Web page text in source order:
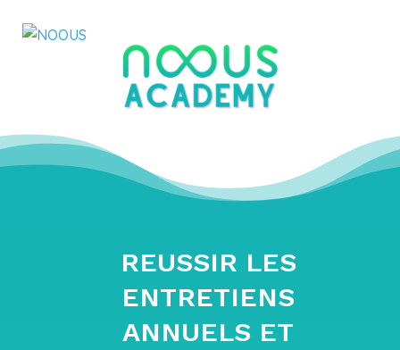
REUSSIR LES
ENTRETIENS
ANNUELS ET